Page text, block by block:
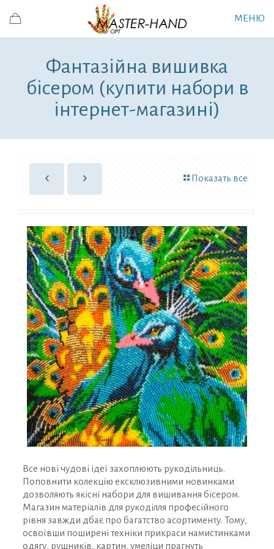
МЕНЮ
Фантазійна вишивка
бісером (купити набори в
інтернет-магазині)
Показать все
Все нові чудові ідеї захоплюють рукодільниць.
Поповнити колекцію ексклюзивними новинками
дозволяють якісні набори для вишивання бісером.
Магазин матеріалів для рукоділля професійного
рівня завжди дбає про багатство асортименту. Тому,
освоївши поширені техніки прикраси намистинками
одягу, рушників, картин, умеліци прагнуть